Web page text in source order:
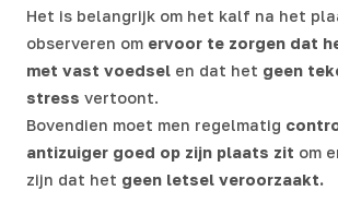
Het is belangrijk om het kalf na het
observeren om ervoor te zorgen dat
met vast voedsel en dat het geen
stress vertoont.
Bovendien moet men regelmatig
antizuiger goed op zijn plaats zit om
zijn dat het geen letsel veroorzaakt.